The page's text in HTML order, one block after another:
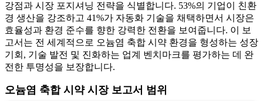
강점과 시장 포지셔닝 전략을 식별합니다. 53%의 기업이 친환
경 생산을 강조하고 41%가 자동화 기술을 채택하면서 시장은
효율성과 환경 준수를 향한 강력한 전환을 보여줍니다. 이 보
고서는 전 세계적으로 오늄염 축합 시약 환경을 형성하는 성장
기회, 기술 발전 및 진화하는 업계 벤치마크를 평가하는 데 완
전한 투명성을 보장합니다.
오늄염 축합 시약 시장 보고서 범위